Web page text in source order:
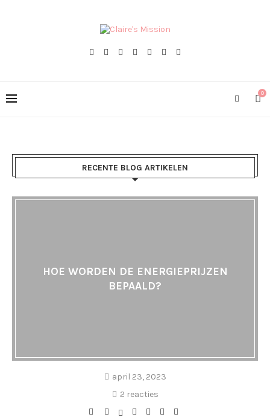
0
RECENTE BLOG ARTIKELEN
HOE WORDEN DE ENERGIEPRIJZEN
BEPAALD?
april 23, 2023
2 reacties